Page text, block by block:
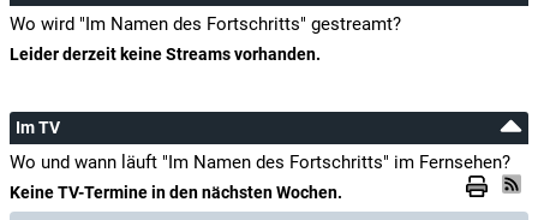
Wo wird "Im Namen des Fortschritts" gestreamt?
Leider derzeit keine Streams vorhanden.
Im TV
Wo und wann läuft "Im Namen des Fortschritts" im Fernsehen?
Keine TV-Termine in den nächsten Wochen.